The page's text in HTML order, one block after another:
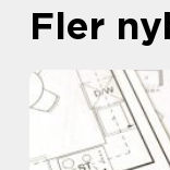
Fler